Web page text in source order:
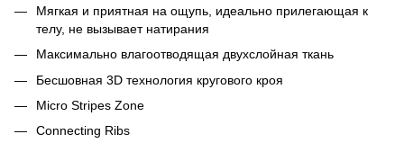
Мягкая и приятная на ощупь, идеально прилегающая к
телу, не вызывает натирания
Максимально влагоотводящая двухслойная ткань
Бесшовная 3D технология кругового кроя
Micro Stripes Zone
Connecting Ribs